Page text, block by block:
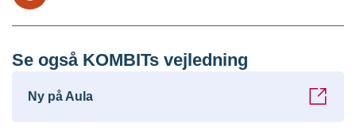
Se også KOMBITs vejledning
Ny på Aula